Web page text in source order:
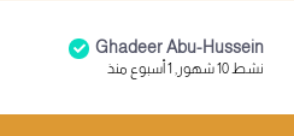
Ghadeer Abu-Hussein
نشط 10 شهور, 1 أسبوع منذ